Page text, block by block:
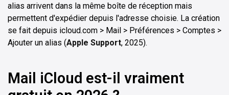
alias arrivent dans la même boîte de réception mais
permettent d'expédier depuis l'adresse choisie. La création
se fait depuis icloud.com > Mail > Préférences > Comptes >
Ajouter un alias (Apple Support, 2025).
Mail iCloud est-il vraiment